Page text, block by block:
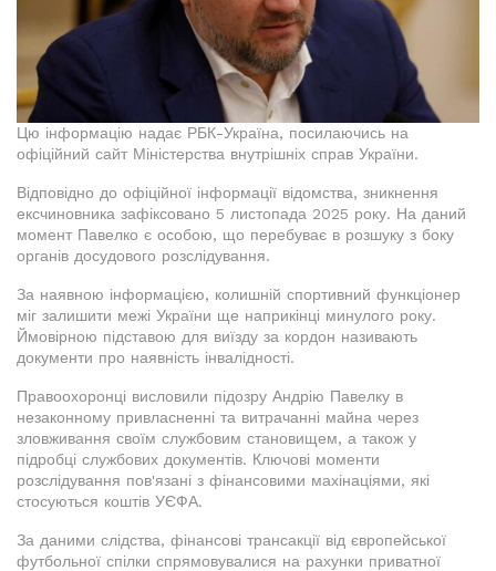
Цю інформацію надає РБК-Україна, посилаючись на
офіційний сайт Міністерства внутрішніх справ України.
Відповідно до офіційної інформації відомства, зникнення
ексчиновника зафіксовано 5 листопада 2025 року. На даний
момент Павелко є особою, що перебуває в розшуку з боку
органів досудового розслідування.
За наявною інформацією, колишній спортивний функціонер
міг залишити межі України ще наприкінці минулого року.
Ймовірною підставою для виїзду за кордон називають
документи про наявність інвалідності.
Правоохоронці висловили підозру Андрію Павелку в
незаконному привласненні та витрачанні майна через
зловживання своїм службовим становищем, а також у
підробці службових документів. Ключові моменти
розслідування пов'язані з фінансовими махінаціями, які
стосуються коштів УЄФА.
За даними слідства, фінансові трансакції від європейської
футбольної спілки спрямовувалися на рахунки приватної